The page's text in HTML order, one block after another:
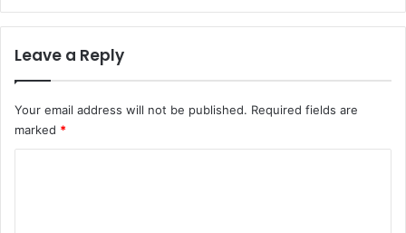
Leave a Reply
Your email address will not be published. Required fields are
marked *